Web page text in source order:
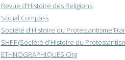
Revue d'Histoire des Religions
Social Compass
Société d'Histoire du Protestantisme
SHPF (Société d'Histoire du
ETHNOGRAPHIQUES.Org